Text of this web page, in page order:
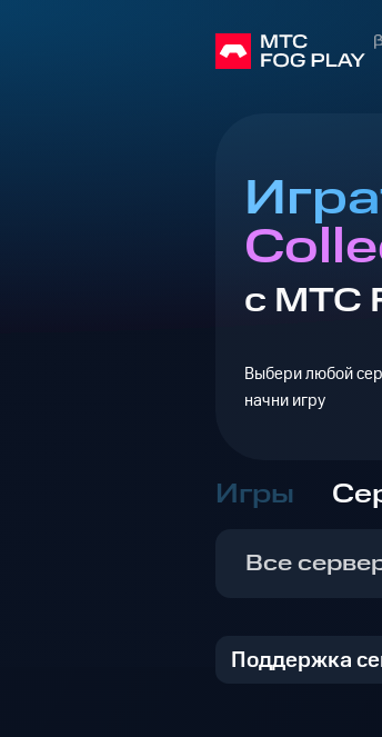
с МТС
Выбери любой
начни игру
Игры
Все
Поддержка